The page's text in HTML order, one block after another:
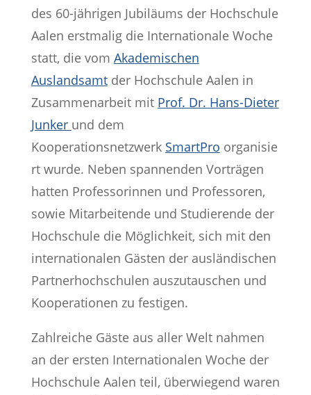
des 60-jährigen Jubiläums der Hochschule
Aalen erstmalig die Internationale Woche
statt, die vom Akademischen
Auslandsamtder Hochschule Aalen in
Zusammenarbeit mit Prof. Dr. Hans-Dieter
Junker und dem
Kooperationsnetzwerk SmartPro organisie
rt wurde. Neben spannenden Vorträgen
hatten Professorinnen und Professoren,
sowie Mitarbeitende und Studierende der
Hochschule die Möglichkeit, sich mit den
internationalen Gästen der ausländischen
Partnerhochschulen auszutauschen und
Kooperationen zu festigen.
Zahlreiche Gäste aus aller Welt nahmen
an der ersten Internationalen Woche der
Hochschule Aalen teil, überwiegend waren